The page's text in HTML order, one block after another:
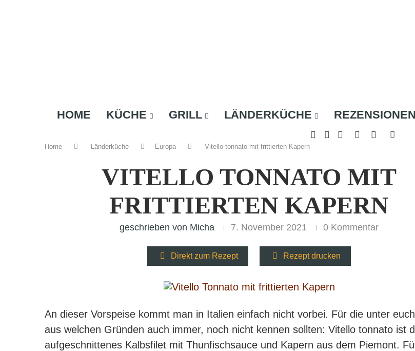
HOME KÜCHE GRILL LÄNDERKÜCHE REZENSIONEN
Home Länderküche Europa Vitello tonnato mit frittierten Kapern
VITELLO TONNATO MIT
FRITTIERTEN KAPERN
geschrieben von Micha 7. November 2021 0 Kommentar
Direkt zum Rezept Rezept drucken
An dieser Vorspeise kommt man in Italien einfach nicht vorbei. Für die unter
aus welchen Gründen auch immer, noch nicht kennen sollten: Vitello tonnato ist
aufgeschnittenes Kalbsfilet mit Thunfischsauce und Kapern aus dem Piemont.